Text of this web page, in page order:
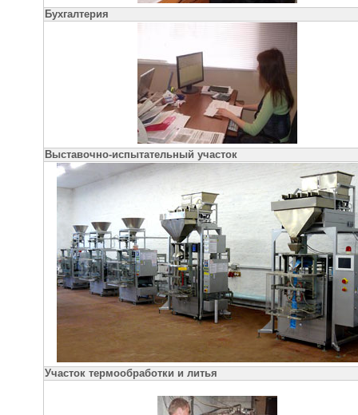
Бухгалтерия
Выставочно-испытательный участок
Участок термообработки и литья